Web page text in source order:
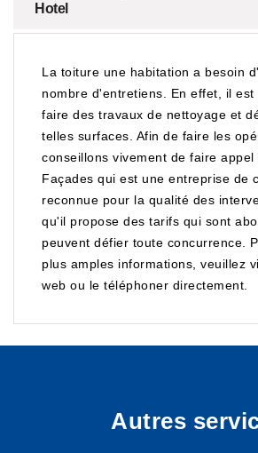
Hotel
La toiture une habitation a besoin
nombre d'entretiens. En effet, il est
faire des travaux de nettoyage et
telles surfaces. Afin de faire les
conseillons vivement de faire appel
Façades qui est une entreprise de
reconnue pour la qualité des
qu'il propose des tarifs qui sont
peuvent défier toute concurrence.
plus amples informations, veuillez
web ou le téléphoner directement.
Autres